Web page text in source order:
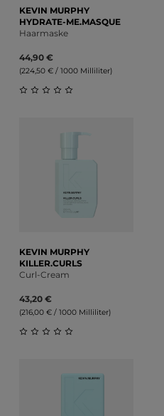
KEVIN MURPHY
HYDRATE-ME.MASQUE
Haarmaske
44,90 €
(224,50 € / 1000 Milliliter)
KEVIN MURPHY
KILLER.CURLS
Curl-Cream
43,20 €
(216,00 € / 1000 Milliliter)